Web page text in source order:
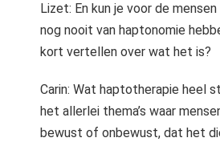
Lizet: En kun je voor de mensen
nog nooit van haptonomie
kort vertellen over wat het is?
Carin: Wat haptotherapie heel
het allerlei thema’s waar
bewust of onbewust, dat het